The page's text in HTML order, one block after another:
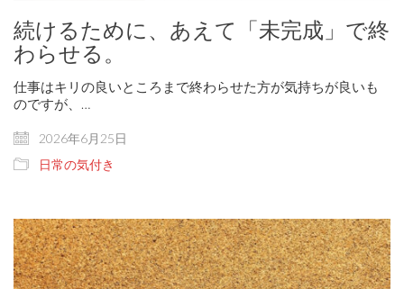
続けるために、あえて「未完成」で終
わらせる。
仕事はキリの良いところまで終わらせた方が気持ちが良いも
のですが、…
2026年6月25日
日常の気付き